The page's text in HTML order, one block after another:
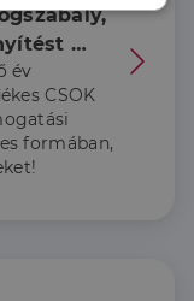
babát
is
év
CSOK
formában,